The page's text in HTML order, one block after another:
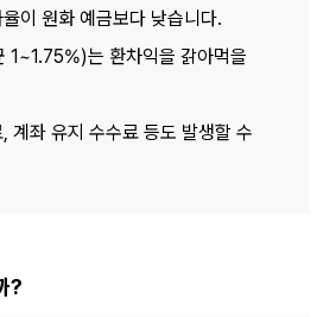
이 원화 예금보다 낮습니다.
1~1.75%)는 환차익을 갉아먹을
계좌 유지 수수료 등도 발생할 수
?